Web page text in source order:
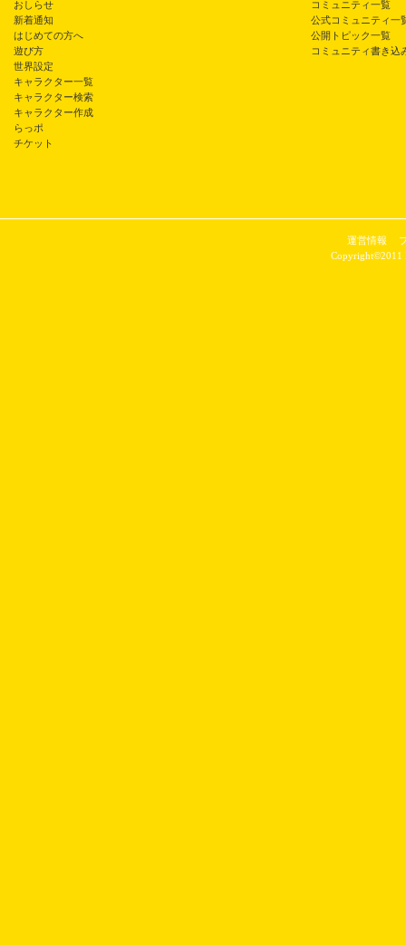
おしらせ
新着通知
はじめての方へ
遊び方
世界設定
キャラクター一覧
キャラクター検索
キャラクター作成
らっポ
チケット
コミュニティ一覧
公式コミュニティ一
公開トピック一覧
コミュニティ書き込
運営情報
Copyright©2011